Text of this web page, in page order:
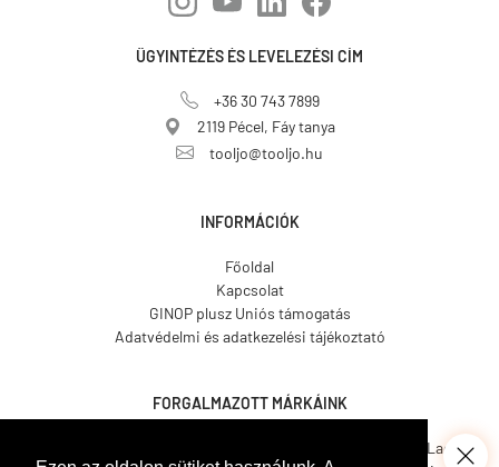
ÜGYINTÉZÉS ÉS LEVELEZÉSI CÍM
+36 30 743 7899
2119 Pécel, Fáy tanya
tooljo@tooljo.hu
INFORMÁCIÓK
Főoldal
Kapcsolat
GINOP plusz Uniós támogatás
Adatvédelmi és adatkezelési tájékoztató
FORGALMAZOTT MÁRKÁINK
CosmosLac.